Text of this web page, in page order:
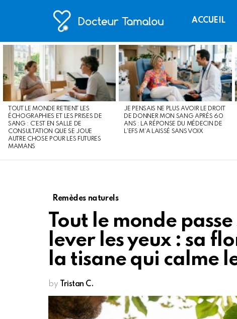
ACCUEIL
LATEST
STORIES
TOUT LE MONDE RETIENT LES
ÉCHOGRAPHIES ET LES PRISES DE
SANG : C’EST EN SALLE DE
CONSULTATION QUE SE JOUE
AUTRE CHOSE POUR LES FUTURES
MAMANS
JE PENSAIS NE PLUS AVOIR LE DROIT
DE DONNER MON SANG APRÈS 60
ANS : LA RÉPONSE DU MÉDECIN DE
L’EFS M’A LAISSÉ SANS VOIX
Remèdes naturels
Tout le monde
lever les yeux : sa
la tisane qui calme
by Tristan C.